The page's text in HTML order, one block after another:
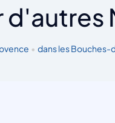
d'autres
• dans les Bouches-